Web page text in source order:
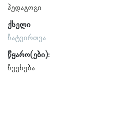
პედაგოგი
ქსელი
ჩატვირთვა
წყარო(ები):
ჩვენება